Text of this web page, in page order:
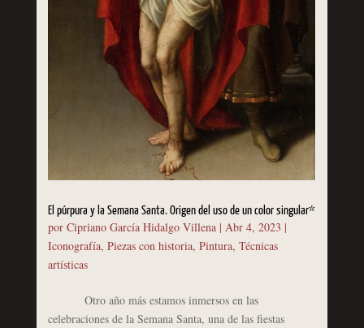
El púrpura y la Semana Santa. Origen del uso de un color singular*
por Cipriano García Hidalgo Villena| Abr 4, 2023 |
Iconografía, Piezas con historia, Pintura, Técnicas
artísticas
Otro año más estamos inmersos en las
celebraciones de la Semana Santa, una de las fiestas